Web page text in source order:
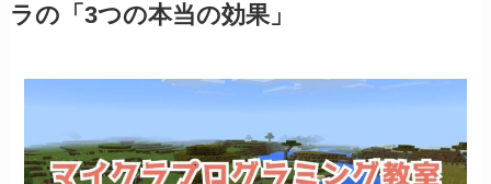
ラの「3つの本当の効果」